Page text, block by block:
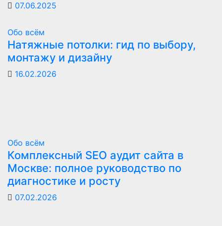
07.06.2025
Обо всём
Натяжные потолки: гид по выбору,
монтажу и дизайну
16.02.2026
Обо всём
Комплексный SEO аудит сайта в
Москве: полное руководство по
диагностике и росту
07.02.2026